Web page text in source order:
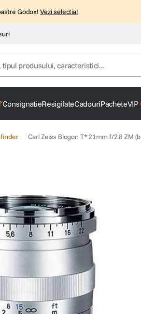
Godox! Vezi selectia!
produsului, caracteristici...
hs
ConsignatieResigilateCadouriPacheteVIP
Carl Zeiss Biogon T* 21mm f/2.8 ZM